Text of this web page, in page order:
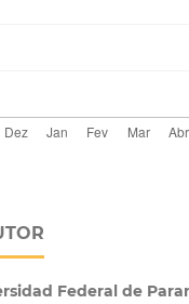
Federal de